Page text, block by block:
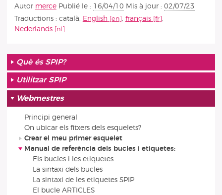
Autor merce Publié le : 16/04/10 Mis à jour : 02/07/23
Traductions : català, English , français
,
Nederlands
Què és SPIP?
Utilitzar SPIP
Webmestres
Principi general
On ubicar els fitxers dels esquelets?
Crear el meu primer esquelet
Manual de referència dels bucles i etiquetes:
Els bucles i les etiquetes
La sintaxi dels bucles
La sintaxi de les etiquetes SPIP
El bucle ARTICLES